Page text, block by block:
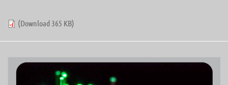
(Download 365 KB)